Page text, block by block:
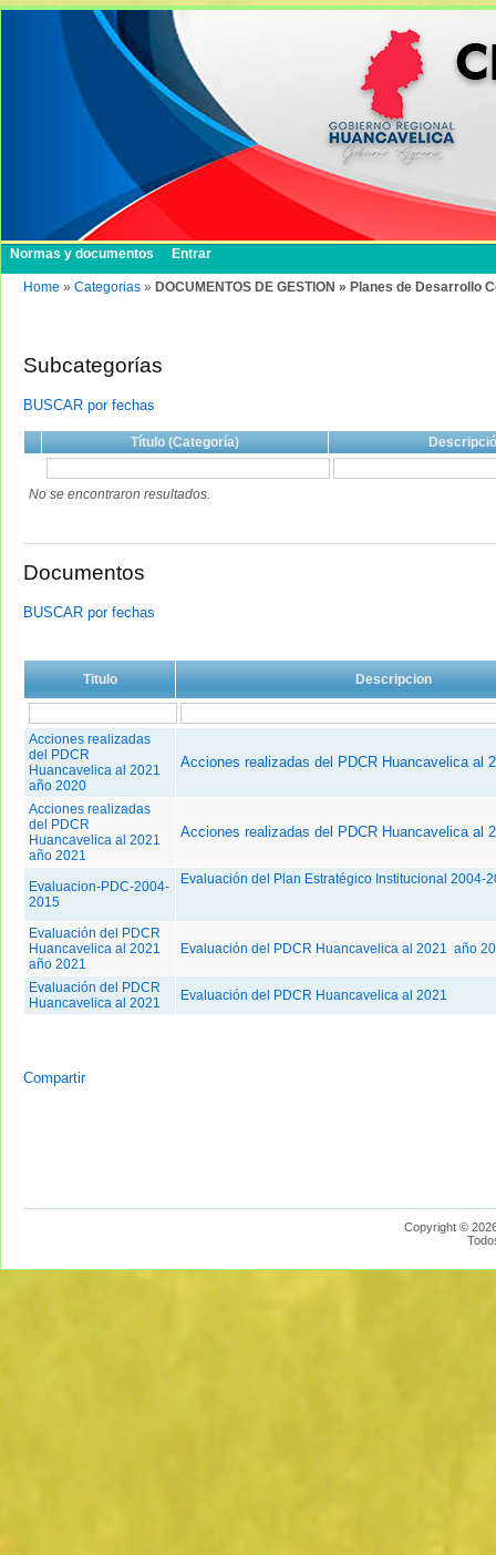
Normas y documentos Entrar
Home » Categorias » DOCUMENTOS DE GESTION » Planes de
Subcategorías
BUSCAR por fechas
Título (Categoría)
No se encontraron resultados.
Documentos
BUSCAR por fechas
Titulo Descripcion
Acciones realizadas
del PDCR
Huancavelica al 2021
año 2020
Acciones realizadas del PDCR Huancavelica al
Acciones realizadas
del PDCR
Huancavelica al 2021
año 2021
Acciones realizadas del PDCR Huancavelica al
Evaluacion-PDC-2004-
2015
Evaluación del Plan Estratégico Institucional 2004-
Evaluación del PDCR
Huancavelica al 2021
año 2021
Evaluación del PDCR Huancavelica al 2021 año
Evaluación del PDCR
Huancavelica al 2021
Evaluación del PDCR Huancavelica al 2021
Compartir
Copyright ©